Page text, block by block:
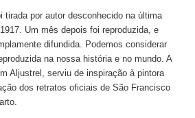
> 10 dias
tirada por autor desconhecido na última
Um mês depois foi reproduzida, e
difundida. Podemos considerar
na nossa história e no mundo. A
Aljustrel, serviu de inspiração à pintora
dos retratos oficiais de São Francisco